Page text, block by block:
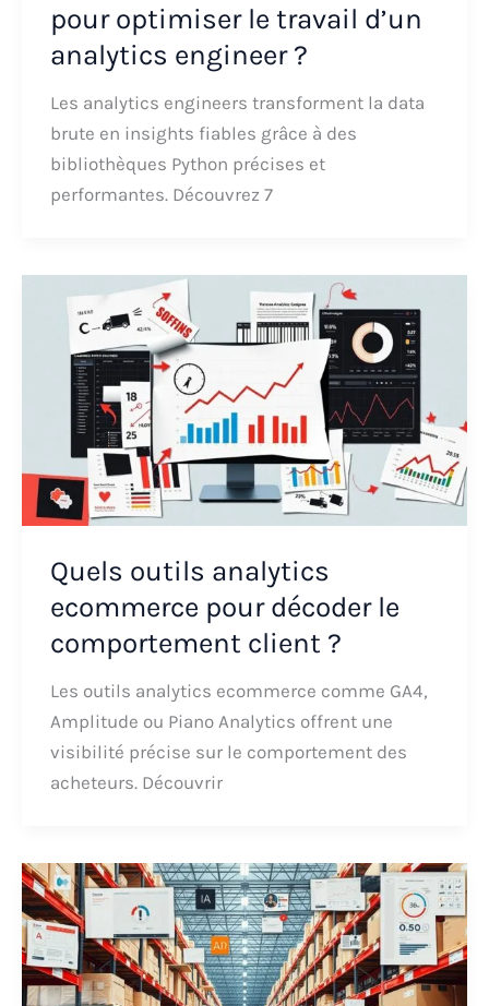
pour optimiser le travail d’un
analytics engineer ?
Les analytics engineers transforment la data
brute en insights fiables grâce à des
bibliothèques Python précises et
performantes. Découvrez 7
Quels outils analytics
ecommerce pour décoder le
comportement client ?
Les outils analytics ecommerce comme GA4,
Amplitude ou Piano Analytics offrent une
visibilité précise sur le comportement des
acheteurs. Découvrir